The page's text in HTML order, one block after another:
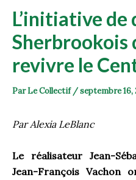
L’initiative de
Sherbrookois
revivre le
ParLe Collectif /septembre 16,
Par Alexia LeBlanc
Le réalisateur Jean-
Jean-François Vachon